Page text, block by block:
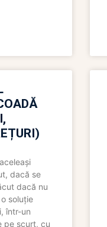
dacă se
dacă nu
soluție
într-un
pe scurt, cu